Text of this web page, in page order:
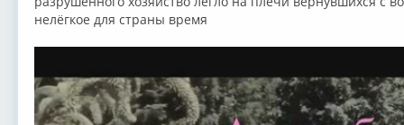
нелёгкое для страны время